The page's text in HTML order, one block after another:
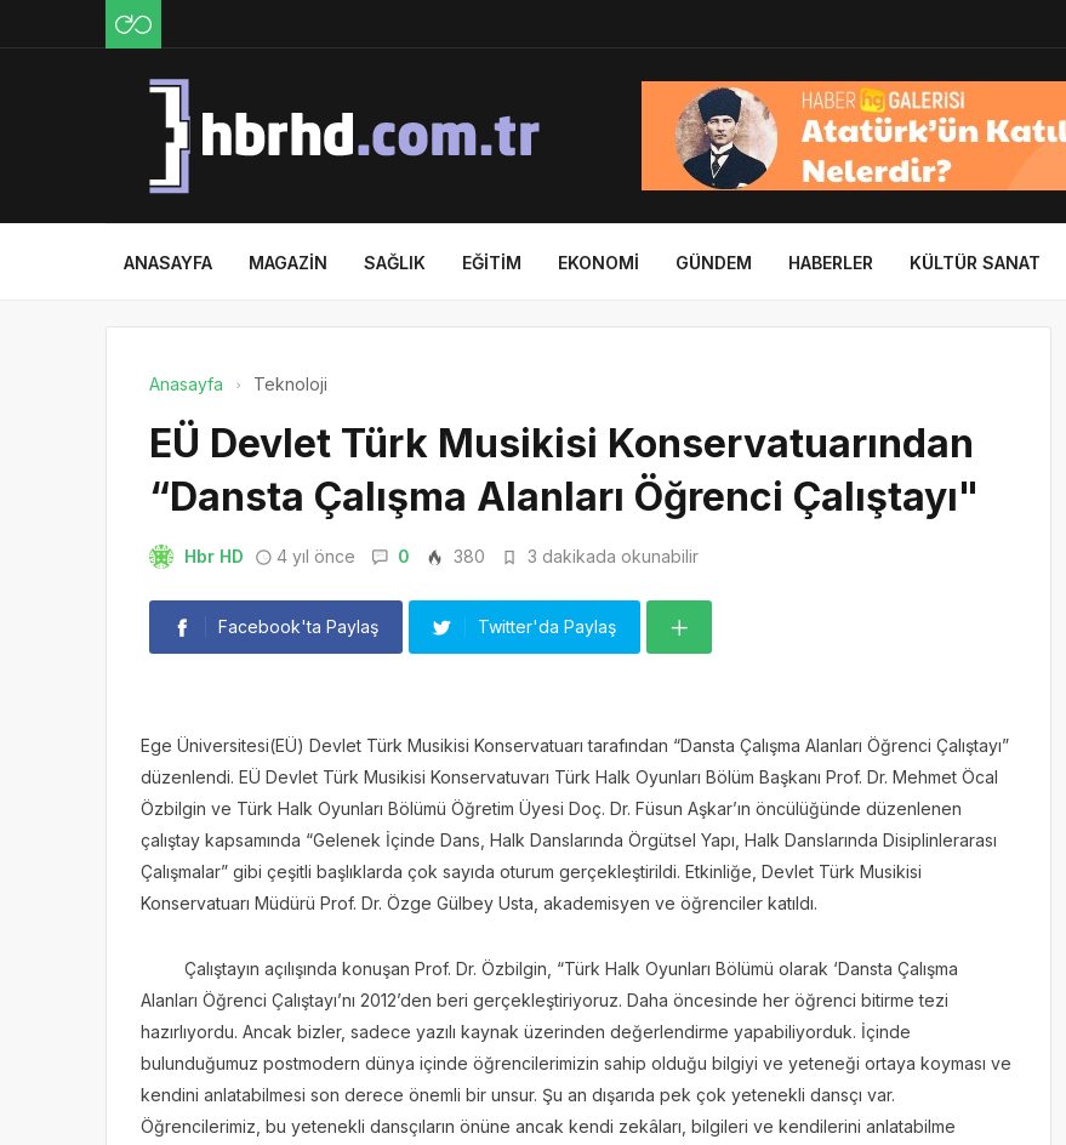
ANASAYFA MAGAZIN SAĞLIK EĞITIM EKONOMI GÜNDEM HABERLER KÜLTÜR SANAT
Anasayfa Teknoloji
EÜ Devlet Türk Musikisi Konservatuarından
“Dansta Çalışma Alanları Öğrenci Çalıştayı"
Hbr HD 4 yıl önce 0 380 3 dakikada okunabilir
Facebook'ta Paylaş Twitter'da Paylaş
Ege Üniversitesi(EÜ) Devlet Türk Musikisi Konservatuarı tarafından “Dansta Çalışma Alanları Öğrenci Çalıştayı”
düzenlendi. EÜ Devlet Türk Musikisi Konservatuvarı Türk Halk Oyunları Bölüm Başkanı Prof. Dr. Mehmet Öcal
Özbilgin ve Türk Halk Oyunları Bölümü Öğretim Üyesi Doç. Dr. Füsun Aşkar’ın öncülüğünde düzenlenen
çalıştay kapsamında “Gelenek İçinde Dans, Halk Danslarında Örgütsel Yapı, Halk Danslarında Disiplinlerarası
Çalışmalar” gibi çeşitli başlıklarda çok sayıda oturum gerçekleştirildi. Etkinliğe, Devlet Türk Musikisi
Konservatuarı Müdürü Prof. Dr. Özge Gülbey Usta, akademisyen ve öğrenciler katıldı.
Çalıştayın açılışında konuşan Prof. Dr. Özbilgin, “Türk Halk Oyunları Bölümü olarak ‘Dansta Çalışma
Alanları Öğrenci Çalıştayı’nı 2012’den beri gerçekleştiriyoruz. Daha öncesinde her öğrenci bitirme tezi
hazırlıyordu. Ancak bizler, sadece yazılı kaynak üzerinden değerlendirme yapabiliyorduk. İçinde
bulunduğumuz postmodern dünya içinde öğrencilerimizin sahip olduğu bilgiyi ve yeteneği ortaya koyması ve
kendini anlatabilmesi son derece önemli bir unsur. Şu an dışarıda pek çok yetenekli dansçı var.
Öğrencilerimiz, bu yetenekli dansçıların önüne ancak kendi zekâları, bilgileri ve kendilerini anlatabilme